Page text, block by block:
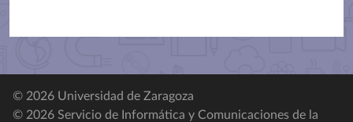
© 2026 Universidad de Zaragoza
© 2026 Servicio de Informática y Comunicaciones de la